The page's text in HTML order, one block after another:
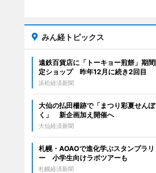
みん経トピックス
遠鉄百貨店に「トーキョー煎餅」期間
定ショップ 昨年12月に続き2回目
浜松経済新聞
大仙の払田柵跡で「まつり彩夏せんぼ
く」 新企画加え開催へ
大仙経済新聞
札幌・AOAOで進化学ぶスタンプラリ
ー 小学生向けラボツアーも
札幌経済新聞